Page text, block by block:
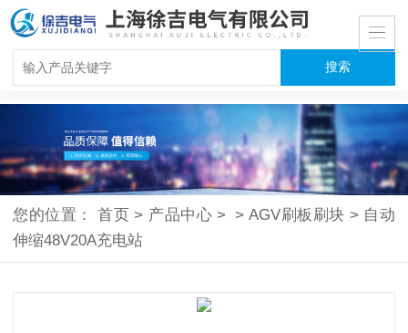
您的位置：首页 > 产品中心 > > AGV刷板刷块 > 自动
伸缩48V20A充电站